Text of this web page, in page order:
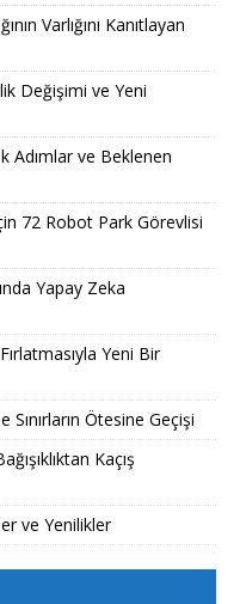
Varlığını Kanıtlayan
Değişimi ve Yeni
Adımlar ve Beklenen
72 Robot Park Görevlisi
Yapay Zeka
Yeni Bir
Ötesine Geçişi
Kaçış
ve Yenilikler